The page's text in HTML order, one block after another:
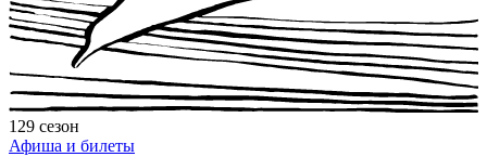
129 сезон
Афиша и билеты